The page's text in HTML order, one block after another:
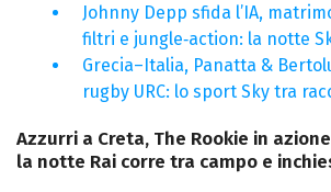
Johnny Depp sfida l’IA,
filtri e jungle‑action: la notte
Grecia–Italia, Panatta &
rugby URC: lo sport Sky tra
Azzurri a Creta, The Rookie in
la notte Rai corre tra campo e